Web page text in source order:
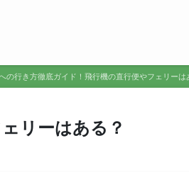
の行き方徹底ガイド！飛行機の直行便やフェリーは
リーはある？